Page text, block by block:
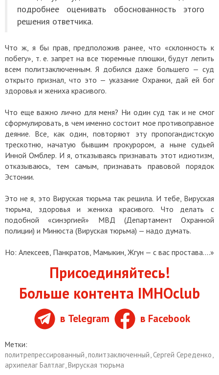
подробнее оценивать обоснованность этого
решения ответчика.
Что ж, я бы прав, предположив ранее, что «склонность к
побегу», т. е. запрет на все тюремные плюшки, будут лепить
всем политзаключенным. Я добился даже большего — суд
открыто признал, что это — указание Охранки, дай ей бог
здоровья и жениха красивого.
Что еще важно лично для меня? Ни один суд так и не смог
сформулировать, в чем именно состоит мое противоправное
деяние. Все, как один, повторяют эту пропогандистскую
трескотню, начатую бывшим прокурором, а ныне судьей
Инной Омблер. И я, отказываясь признавать этот идиотизм,
отказываюсь, тем самым, признавать правовой порядок
Эстонии.
Это не я, это Вируская тюрьма так решила. И тебе, Вируская
тюрьма, здоровья и жениха красивого. Что делать с
подобной «синэргией» МВД (Департамент Охранной
полиции) и Минюста (Вируская тюрьма) — надо думать.
Но: Алексеев, Панкратов, Мамыкин, Жгун — с вас простава....»
Присоединяйтесь!
Больше контента IMHOclub
в Telegram в Facebook
Метки:
политрепрессированный политзаключенный Сергей Середенко
архипелаг Балтлаг Вируская тюрьма